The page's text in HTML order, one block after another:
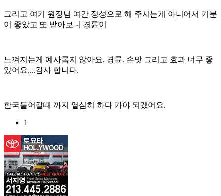
그리고 여기 원장님 여간 정성으로 해 주시는게 아니어서 기분
이 좋았고 또 받아보니 경륜이
느껴지는게 예사롭지 않아요. 경륜. 손맛 그리고 효과 너무 좋
았어요,...감사 합니다.
한국들어갈때 까지 열심히 하다 가야 되겠어요.
1